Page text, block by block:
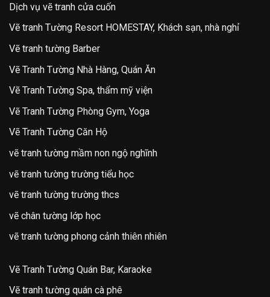
Dịch vụ vẽ tranh cửa cuốn
Vẽ tranh Tường Resort HOMESTAY, Khách sạn, nhà nghỉ
Vẽ tranh tường Barber
Vẽ Tranh Tường Nhà Hàng, Quán Ăn
Vẽ Tranh Tường Spa, thẩm mỹ viện
Vẽ Tranh Tường Phòng Gym, Yoga
Vẽ Tranh Tường Căn Hộ
vẽ tranh tường mầm non ngộ nghĩnh
vẽ tranh tường trường tiểu học
vẽ tranh tường trường thcs
vẽ chân tường lớp học
vẽ tranh tường phong cảnh thiên nhiên
Vẽ Tranh Tường Quán Bar, Karaoke
Vẽ tranh tường quán cà phê